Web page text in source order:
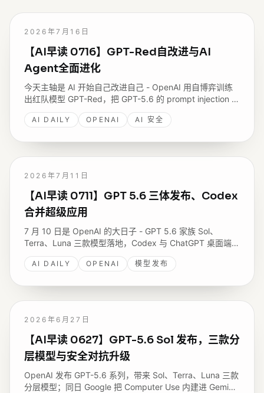
2026年7月16日
【AI早读 0716】GPT-Red自改进与AI
Agent全面进化
今天主轴是 AI 开始自己改进自己 - OpenAI 用自博弈训练
出红队模型 GPT-Red，把 GPT-5.6 的 prompt injection 失
败率降到四个月前的六分之一；AWS 把视觉、Agent、
MCP 串成 Agentic Vision，Tunguz 抛出 Harness 是新战
AI DAILY OPENAI AI 安全
2026年7月11日
【AI早读 0711】GPT 5.6 三体发布、Codex
合并超级应用
7 月 10 日是 OpenAI 的大日子 - GPT 5.6 家族 Sol、
Terra、Luna 三款模型落地，Codex 与 ChatGPT 桌面端合
并为统一工作台，还有 Pydantic AI 2.0、Anthropic 的
GRAM 访问控制研究，以及 GitHub 关于 Copilot 代码审查
AI DAILY OPENAI 模型发布
2026年6月27日
【AI早读 0627】GPT-5.6 Sol 发布，三款分
层模型与安全对抗升级
OpenAI 发布 GPT-5.6 系列，带来 Sol、Terra、Luna 三款
分层模型；同日 Google 把 Computer Use 内建进 Gemini